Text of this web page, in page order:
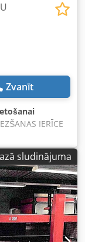
Zvanīt
IERĪCE
Dkjdpfx
3270 mm Y ASIS
RADIUSS:
PIEĻAUJAMĀ
AJ2000 šķiedru
SVARS:
mm PIEZĪME:
AJ,
MAIŅA
sludinājuma